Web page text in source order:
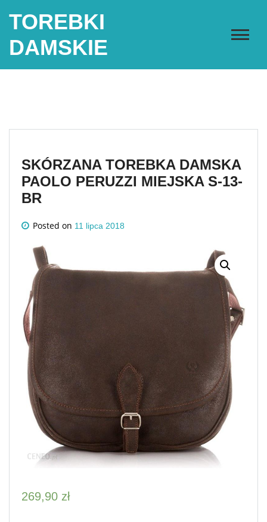
TOREBKI
DAMSKIE
SKÓRZANA TOREBKA DAMSKA
PAOLO PERUZZI MIEJSKA S-13-
BR
Posted on 11 lipca 2018
269,90 zł